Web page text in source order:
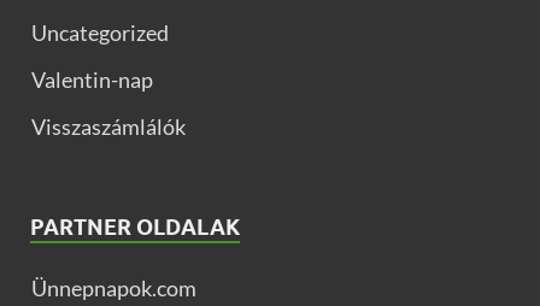
Uncategorized
Valentin-nap
Visszaszámlálók
PARTNER OLDALAK
Ünnepnapok.com